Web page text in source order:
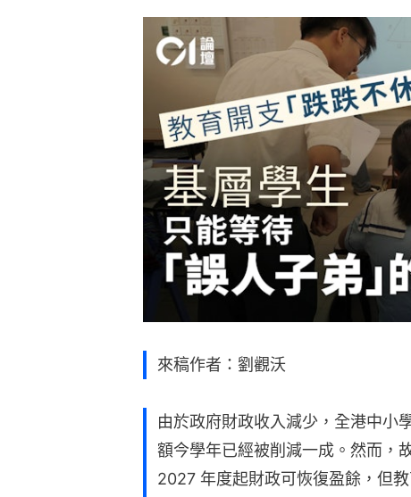
來稿作者：劉觀沃
由於政府財政收入減少，全港中小
額今學年已經被削減一成。然而，
2027 年度起財政可恢復盈餘，但